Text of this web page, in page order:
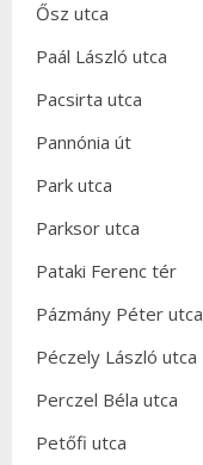
Ősz utca
Paál László utca
Pacsirta utca
Pannónia út
Park utca
Parksor utca
Pataki Ferenc tér
Pázmány Péter utca
Péczely László utca
Perczel Béla utca
Petőfi utca